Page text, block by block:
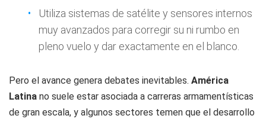
Utiliza sistemas de satélite y sensores internos
muy avanzados para corregir su ni rumbo en
pleno vuelo y dar exactamente en el blanco.
Pero el avance genera debates inevitables. América
Latina no suele estar asociada a carreras armamentísticas
de gran escala, y algunos sectores temen que el desarrollo